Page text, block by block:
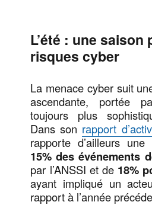
L’été : une saison
risques cyber
La menace cyber suit
ascendante, portée
toujours plus
Dans son rapport
rapporte d’ailleurs
15% des événements
par l’ANSSI et de18%
ayant impliqué un
rapport à l’année